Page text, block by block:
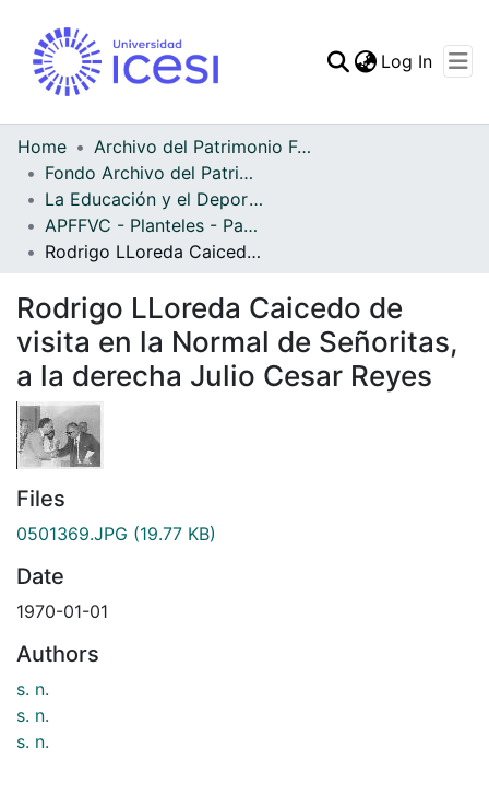
Log In
Home
Archivo del Patrimonio Fotográfico y Fílmico del Valle del Cauca
Fondo Archivo del Patrimonio Fotográfico y Fílmico del Valle del Cauca
La Educación y el Deporte
APFFVC - Planteles - Patrimonial
Rodrigo LLoreda Caicedo de visita en la Normal de Señoritas, a la derecha Julio Cesar Reyes
Rodrigo LLoreda Caicedo de
visita en la Normal de Señoritas,
a la derecha Julio Cesar Reyes
Files
0501369.JPG (19.77 KB)
Date
1970-01-01
Authors
s. n.
s. n.
s. n.